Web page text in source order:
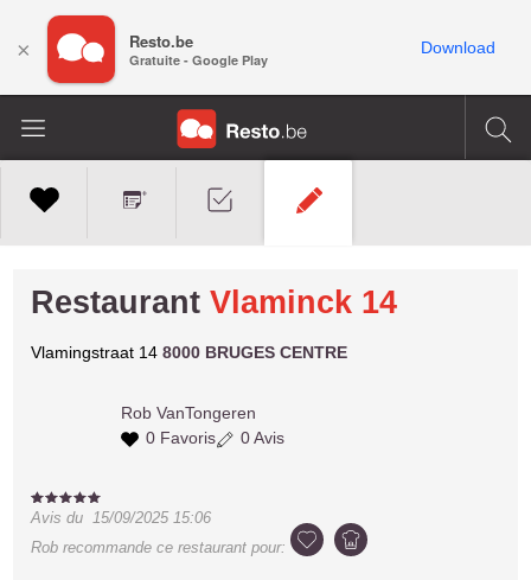
Restaurant Vlaminck 14
Vlamingstraat 148000 BRUGES CENTRE
Rob VanTongeren
0 Favoris
0 Avis
Avis du15/09/2025 15:06
Rob recommande ce restaurant pour:
× Resto.be
Gratuite - Google Play
Download